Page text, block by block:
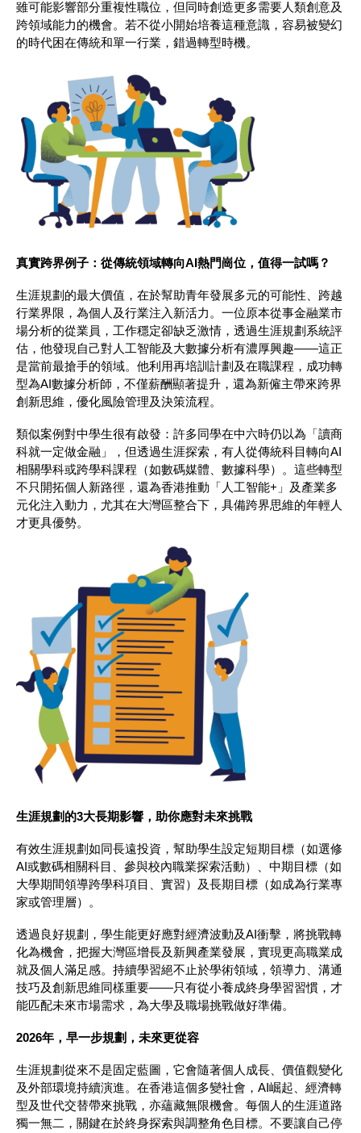
雖可能影響部分重複性職位，但同時創造更多需要人類創意及
跨領域能力的機會。若不從小開始培養這種意識，容易被變幻
的時代困在傳統和單一行業，錯過轉型時機。
真實跨界例子：從傳統領域轉向AI熱門崗位，值得一試嗎？
生涯規劃的最大價值，在於幫助青年發展多元的可能性、跨越
行業界限，為個人及行業注入新活力。一位原本從事金融業市
場分析的從業員，工作穩定卻缺乏激情，透過生涯規劃系統評
估，他發現自己對人工智能及大數據分析有濃厚興趣——這正
是當前最搶手的領域。他利用再培訓計劃及在職課程，成功轉
型為AI數據分析師，不僅薪酬顯著提升，還為新僱主帶來跨界
創新思維，優化風險管理及決策流程。
類似案例對中學生很有啟發：許多同學在中六時仍以為「讀商
科就一定做金融」，但透過生涯探索，有人從傳統科目轉向AI
相關學科或跨學科課程（如數碼媒體、數據科學）。這些轉型
不只開拓個人新路徑，還為香港推動「人工智能+」及產業多
元化注入動力，尤其在大灣區整合下，具備跨界思維的年輕人
才更具優勢。
生涯規劃的3大長期影響，助你應對未來挑戰
有效生涯規劃如同長遠投資，幫助學生設定短期目標（如選修
AI或數碼相關科目、參與校內職業探索活動）、中期目標（如
大學期間領導跨學科項目、實習）及長期目標（如成為行業專
家或管理層）。
透過良好規劃，學生能更好應對經濟波動及AI衝擊，將挑戰轉
化為機會，把握大灣區增長及新興產業發展，實現更高職業成
就及個人滿足感。持續學習絕不止於學術領域，領導力、溝通
技巧及創新思維同樣重要——只有從小養成終身學習習慣，才
能匹配未來市場需求，為大學及職場挑戰做好準備。
2026年，早一步規劃，未來更從容
生涯規劃從來不是固定藍圖，它會隨著個人成長、價值觀變化
及外部環境持續演進。在香港這個多變社會，AI崛起、經濟轉
型及世代交替帶來挑戰，亦蘊藏無限機會。每個人的生涯道路
獨一無二，關鍵在於終身探索與調整角色目標。不要讓自己停